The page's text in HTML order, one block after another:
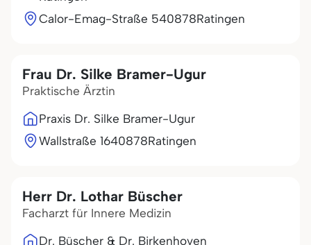
Calor-Emag-Straße 540878Ratingen
Frau Dr. Silke Bramer-Ugur
Praktische Ärztin
Praxis Dr. Silke Bramer-Ugur
Wallstraße 1640878Ratingen
Herr Dr. Lothar Büscher
Facharzt für Innere Medizin
Dr. Büscher & Dr. Birkenhoven